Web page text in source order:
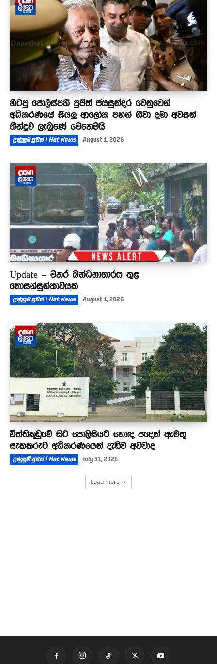
හිටපු පොලිස්පති පූජිත් ජයසුන්දර වෙනුවෙන්
අධිකරණයේ සියලු ආලෝක පහන් නිවා දමා අවසන්
තීන්දුව ලැබුණේ මෙහෙමයි
උණුසුම් පුවත් | Hot News August 1, 2026
Update – මහර බන්ධනාගාරය තුළ
නොසන්සුන්තාවයක්
උණුසුම් පුවත් | Hot News August 1, 2026
විත්තිකූඩුවේ සිට පොලිසියට හොඳ පදෙන් ඇමතූ
සැකකරුට අධිකරණයෙන් දැඩිව අවවාද
උණුසුම් පුවත් | Hot News July 31, 2026
Load more